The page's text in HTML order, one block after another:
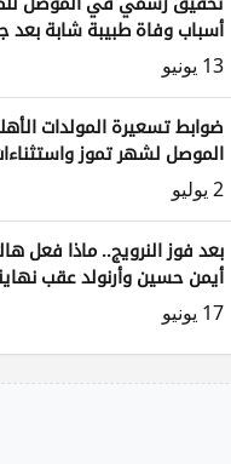
أسباب وفاة طبيبة شابة بعد
ناظورية
13 يونيو
ضوابط تسعيرة المولدات
الموصل لشهر تموز
الوقود
2 يوليو
بعد فوز النرويج.. ماذا فعل
أيمن حسين وأرنولد عقب نهاية
17 يونيو